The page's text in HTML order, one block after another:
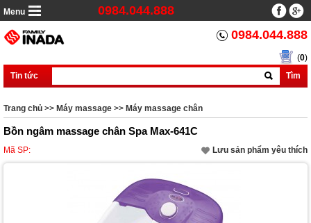
Menu
0984.044.888
0984.044.888
(0)
Tin tức
Tìm
Trang chủ >> Máy massage >> Máy massage chân
Bồn ngâm massage chân Spa Max-641C
Mã SP: Lưu sản phẩm yêu thích